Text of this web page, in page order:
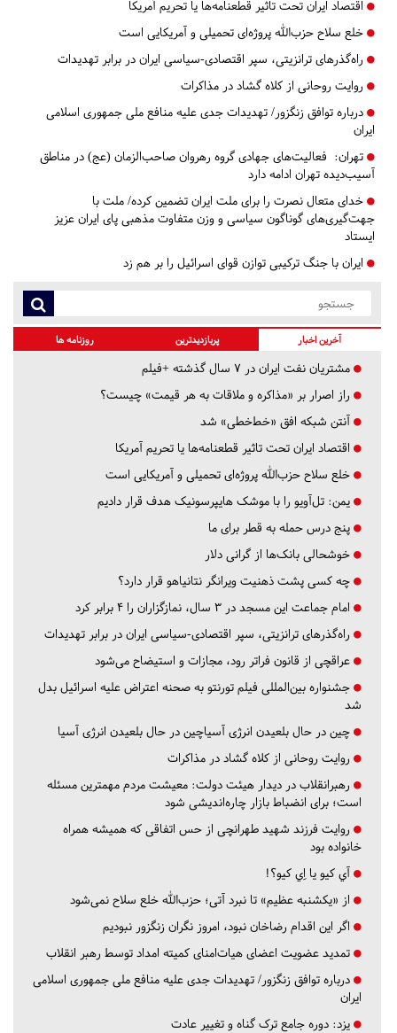
اقتصاد ایران تحت تاثیر قطعنامه‌ها یا تحریم‌ آمریکا
خلع سلاح حزب‌الله پروژه‌ای تحمیلی و آمریکایی است
راه‌گذرهای ترانزیتی، سپر اقتصادی-سیاسی ایران در برابر تهدیدات
روایت روحانی از کلاه گشاد در مذاکرات
درباره توافق زنگزور/ تهدیدات جدی علیه منافع ملی جمهوری اسلامی
ایران
تهران: فعالیت‌های جهادی گروه رهروان صاحب‌الزمان (عج) در مناطق
آسیب‌دیده تهران ادامه دارد
خدای متعال نصرت را برای ملت ایران تضمین کرده/ ملت با
جهت‌گیری‌های گوناگون سیاسی و وزن متفاوت مذهبی پای ایران عزیز
ایستاد
ایران با جنگ ترکیبی توازن قوای اسرائیل را بر هم زد
آخرین اخبار پربازدیدترین روزنامه ها
مشتریان نفت ایران در ۷ سال گذشته +فیلم
راز اصرار بر «مذاکره و ملاقات به هر قیمت» چیست؟
آنتن شبکه افق «خط‌خطی» شد
اقتصاد ایران تحت تاثیر قطعنامه‌ها یا تحریم‌ آمریکا
خلع سلاح حزب‌الله پروژه‌ای تحمیلی و آمریکایی است
یمن: تل‌آویو را با موشک هایپرسونیک هدف قرار دادیم
پنج درس‌ حمله به قطر برای ما
خوشحالی بانک‌ها از گرانی دلار
چه کسی پشت ذهنیت ویرانگر نتانیاهو قرار دارد؟
امام جماعت این مسجد در ۳ سال، نمازگزاران را ۴ برابر کرد
راه‌گذرهای ترانزیتی، سپر اقتصادی-سیاسی ایران در برابر تهدیدات
عراقچی از قانون فراتر رود، مجازات و استیضاح می‌شود
جشنواره بین‌المللی فیلم تورنتو به صحنه اعتراض علیه اسرائیل بدل
شد
چین در حال بلعیدن انرژی آسیاچین در حال بلعیدن انرژی آسیا
روایت روحانی از کلاه گشاد در مذاکرات
رهبرانقلاب در دیدار هیئت دولت: معیشت مردم مهمترین مسئله
است؛ برای انضباط بازار چاره‌اندیشی شود
روایت فرزند شهید طهرانچی از حس اتفاقی که همیشه همراه
خانواده بود
آي كيو يا اِي كيو؟!
از «یکشنبه عظیم» تا نبرد آتی؛ حزب‌الله خلع سلاح نمی‌شود
اگر این اقدام رضاخان نبود، امروز نگران زنگزور نبودیم
تمدید عضویت اعضای هیات‌امنای کمیته امداد توسط رهبر انقلاب
درباره توافق زنگزور/ تهدیدات جدی علیه منافع ملی جمهوری اسلامی
ایران
یزد: دوره جامع ترک گناه و تغییر عادت